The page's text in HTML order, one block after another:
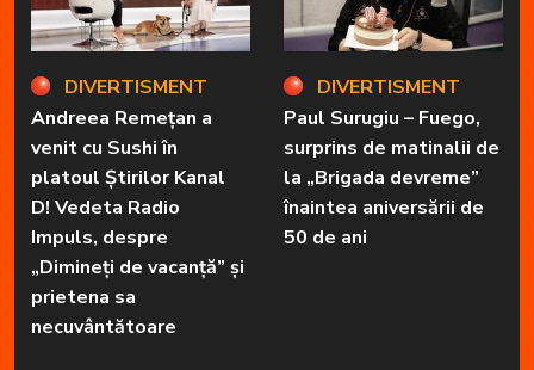
DIVERTISMENT
Andreea Remețan a
venit cu Sushi în
platoul Știrilor Kanal
D! Vedeta Radio
Impuls, despre
„Dimineți de vacanță” și
prietena sa
necuvântătoare
DIVERTISMENT
Paul Surugiu – Fuego,
surprins de matinalii de
la „Brigada devreme”
înaintea aniversării de
50 de ani